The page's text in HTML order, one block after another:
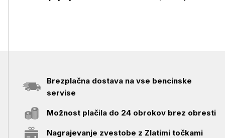
Brezplačna dostava na vse bencinske
servise
Možnost plačila do 24 obrokov brez obresti
Nagrajevanje zvestobe z Zlatimi točkami